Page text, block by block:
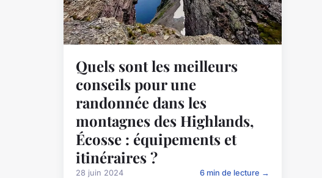
Quels sont les meilleurs
conseils pour une
randonnée dans les
montagnes des Highlands,
Écosse : équipements et
itinéraires ?
28 juin 2024 6 min de lecture →